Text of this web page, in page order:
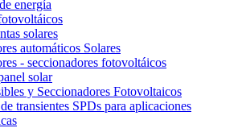
energía
solares
automáticos Solares
- seccionadores fotovoltáicos
solar
y Seccionadores Fotovoltaicos
transientes SPDs para aplicaciones